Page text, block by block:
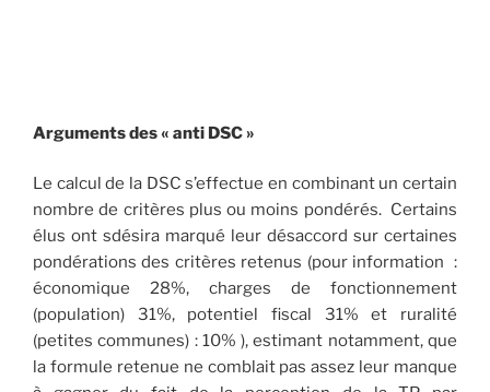
Arguments des « anti DSC »
Le calcul de la DSC s’effectue en combinant un certain
nombre de critères plus ou moins pondérés. Certains
élus ont sdésira marqué leur désaccord sur certaines
pondérations des critères retenus (pour information :
économique 28%, charges de fonctionnement
(population) 31%, potentiel fiscal 31% et ruralité
(petites communes) : 10% ), estimant notamment, que
la formule retenue ne comblait pas assez leur manque